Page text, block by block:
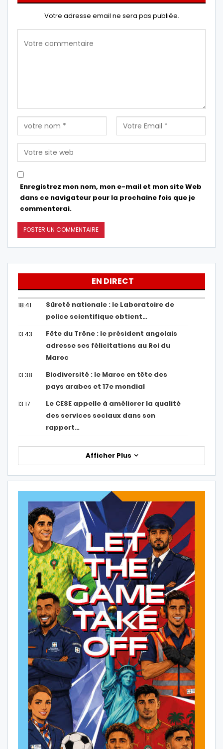
Votre adresse email ne sera pas publiée.
Enregistrez mon nom, mon e-mail et mon site Web
dans ce navigateur pour la prochaine fois que je
commenterai.
EN DIRECT
18:41
Sûreté nationale : le Laboratoire de
police scientifique obtient…
13:43
Fête du Trône : le président angolais
adresse ses félicitations au Roi du
Maroc
13:38
Biodiversité : le Maroc en tête des
pays arabes et 17e mondial
13:17
Le CESE appelle à améliorer la qualité
des services sociaux dans son
rapport…
Afficher Plus